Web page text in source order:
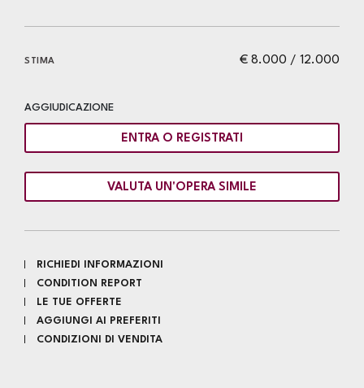
€ 8.000 / 12.000
STIMA
AGGIUDICAZIONE
ENTRA O REGISTRATI
VALUTA UN'OPERA SIMILE
RICHIEDI INFORMAZIONI
CONDITION REPORT
LE TUE OFFERTE
AGGIUNGI AI PREFERITI
CONDIZIONI DI VENDITA